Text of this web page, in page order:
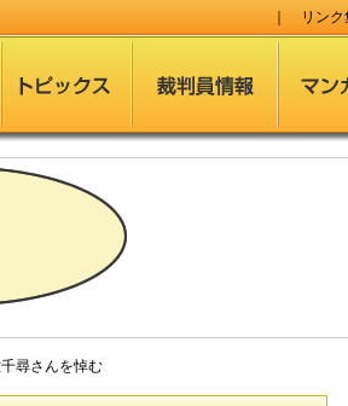
リンク
尋さんを悼む